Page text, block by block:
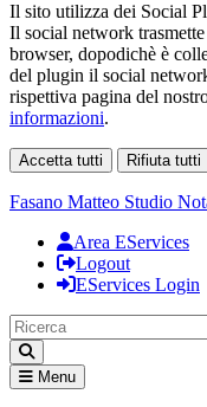
Il sito utilizza dei Social
Il social network
browser, dopodichè è
del plugin il social
rispettiva pagina del
informazioni.
Accetta tutti Rifiuta tutti
Fasano Matteo Studio
Area EServices
Logout
EServices Login
Menu